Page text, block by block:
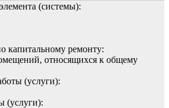
(системы):
капитальному ремонту:
относящихся к общему
(услуги):
(услуги):